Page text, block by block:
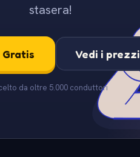
stasera!
Gratis Vedi i prezzi
da oltre 5.000 conduttori